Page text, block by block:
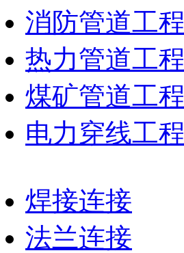
消防管道工程
热力管道工程
煤矿管道工程
电力穿线工程
焊接连接
法兰连接